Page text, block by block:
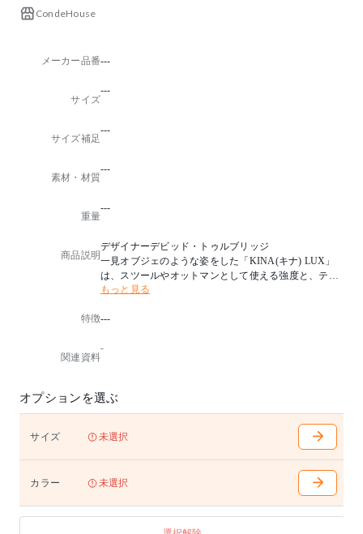
CondeHouse
メーカー品番---
サイズ
---
サイズ補足
---
素材・材質
---
重量
---
商品説明
デザイナーデビッド・トゥルブリッジ
一見オブジェのような姿をした「KINA(キナ) LUX」
は、スツールやオットマンとして使える強度と、テー
ブルにもなる安定感や軽さを備えた製品です。記念す
A)」における「IFDA 記念制作展」出品作で、デザイ
ッジ氏。トップの円形パーツは、氏がエコロジーの観
もっと見る
特徴---
関連資料
-
オプションを選ぶ
サイズ 未選択
カラー 未選択